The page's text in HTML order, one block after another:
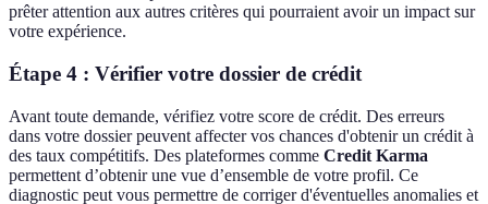
prêter attention aux autres critères qui pourraient avoir un impact sur
votre expérience.
Étape 4 : Vérifier votre dossier de crédit
Avant toute demande, vérifiez votre score de crédit. Des erreurs
dans votre dossier peuvent affecter vos chances d'obtenir un crédit à
des taux compétitifs. Des plateformes comme Credit Karma
permettent d’obtenir une vue d’ensemble de votre profil. Ce
diagnostic peut vous permettre de corriger d'éventuelles anomalies et